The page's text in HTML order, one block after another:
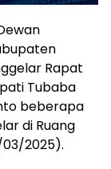
Rapat
Tubaba
beberapa
di Ruang
03/2025).